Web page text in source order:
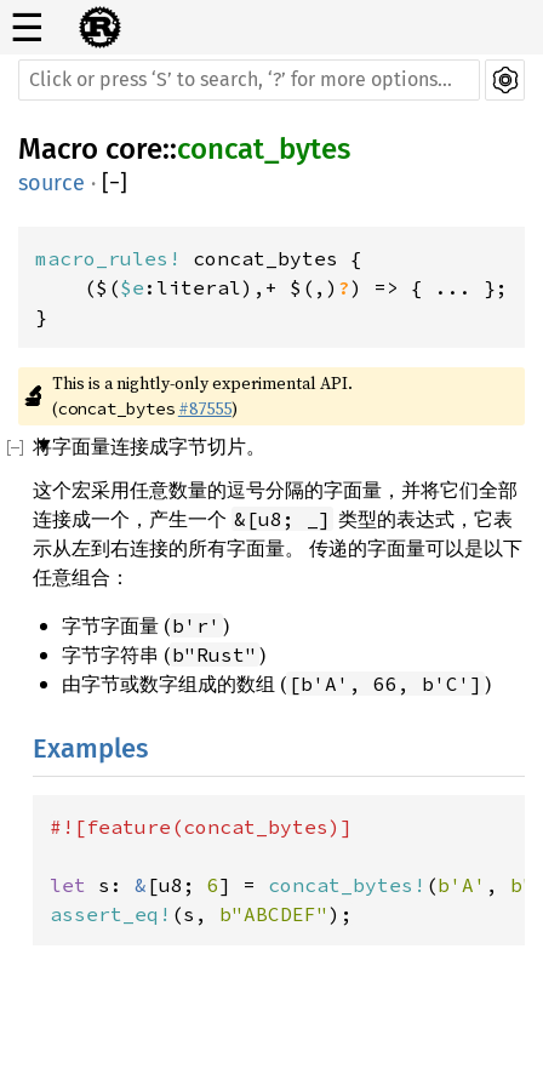
☰
Macro core::concat_bytes
source · [−]
macro_rules! concat_bytes {
    ($(
$e :literal),+ $(,) ?) => { ... };
}
🔬 This is a nightly-only experimental API.
(concat_bytes #87555)
将字面量连接成字节切片。
这个宏采用任意数量的逗号分隔的字面量，并将它们全部
连接成一个，产生一个 &[u8; _] 类型的表达式，它表
示从左到右连接的所有字面量。 传递的字面量可以是以下
任意组合：
字节字面量 (b'r' )
字节字符串 (b"Rust" )
由字节或数字组成的数组 ( [b'A', 66, b'C'] )
Examples
#![feature(concat_bytes)]
let s: & [u8; 6] = concat_bytes! (b'A' ,
assert_eq! (s, b"ABCDEF" );